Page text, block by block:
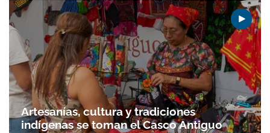
Artesanías, cultura y tradiciones
indígenas se toman el Casco Antiguo